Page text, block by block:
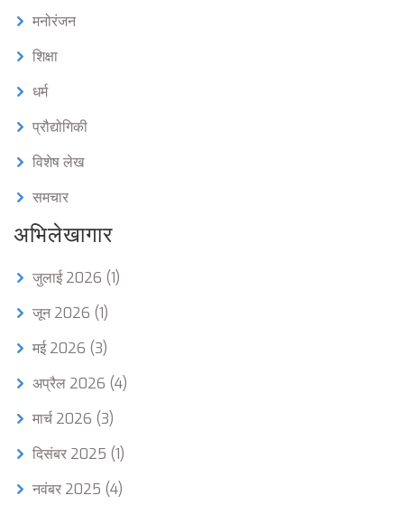
मनोरंजन
शिक्षा
धर्म
प्रौद्योगिकी
विशेष लेख
समचार
अभिलेखागार
जुलाई 2026 (1)
जून 2026 (1)
मई 2026 (3)
अप्रैल 2026 (4)
मार्च 2026 (3)
दिसंबर 2025 (1)
नवंबर 2025 (4)